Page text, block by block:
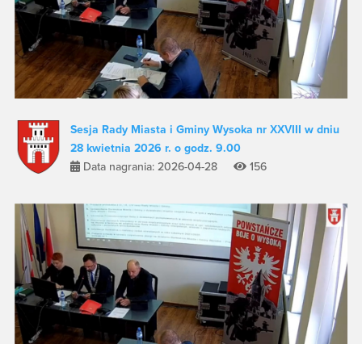
Sesja Rady Miasta i Gminy Wysoka nr XXVIII w dniu
28 kwietnia 2026 r. o godz. 9.00
Data nagrania: 2026-04-28
156